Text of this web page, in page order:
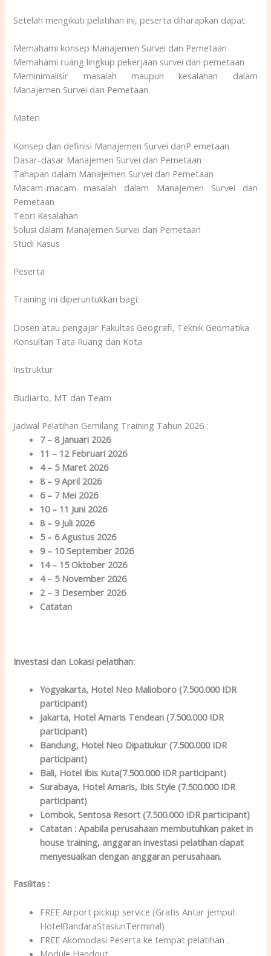
Setelah mengikuti pelatihan ini, peserta diharapkan dapat:
Memahami konsep Manajemen Survei dan Pemetaan
Memahami ruang lingkup pekerjaan survei dan pemetaan
Meminimalisir masalah maupun kesalahan dalam
Manajemen Survei dan Pemetaan
Materi
Konsep dan definisi Manajemen Survei danP emetaan
Dasar-dasar Manajemen Survei dan Pemetaan
Tahapan dalam Manajemen Survei dan Pemetaan
Macam-macam masalah dalam Manajemen Survei dan
Pemetaan
Teori Kesalahan
Solusi dalam Manajemen Survei dan Pemetaan
Studi Kasus
Peserta
Training ini diperuntukkan bagi:
Dosen atau pengajar Fakultas Geografi, Teknik Geomatika
Konsultan Tata Ruang dan Kota
Instruktur
Budiarto, MT dan Team
Jadwal Pelatihan Gemilang Training Tahun 2026 :
7 – 8 Januari 2026
11 – 12 Februari 2026
4 – 5 Maret 2026
8 – 9 April 2026
6 – 7 Mei 2026
10 – 11 Juni 2026
8 – 9 Juli 2026
5 – 6 Agustus 2026
9 – 10 September 2026
14 – 15 Oktober 2026
4 – 5 November 2026
2 – 3 Desember 2026
Catatan
Investasi dan Lokasipelatihan:
Yogyakarta, Hotel Neo Malioboro (7.500.000 IDR
participant)
Jakarta, Hotel Amaris Tendean (7.500.000 IDR
participant)
Bandung, Hotel Neo Dipatiukur (7.500.000 IDR
participant)
Bali, Hotel Ibis Kuta(7.500.000 IDR participant)
Surabaya, Hotel Amaris, Ibis Style (7.500.000 IDR
participant)
Lombok, Sentosa Resort (7.500.000 IDR participant)
Catatan : Apabila perusahaan membutuhkan paket in
house training, anggaran investasi pelatihan dapat
menyesuaikan dengan anggaran perusahaan.
Fasilitas :
FREE Airport pickup service (Gratis Antar jemput
HotelBandaraStasiunTerminal)
FREE Akomodasi Peserta ke tempat pelatihan .
Module Handout